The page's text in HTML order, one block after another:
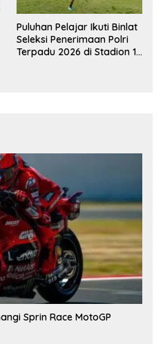
Puluhan Pelajar Ikuti Binlat
Seleksi Penerimaan Polri
Terpadu 2026 di Stadion 16
Sprin Race MotoGP